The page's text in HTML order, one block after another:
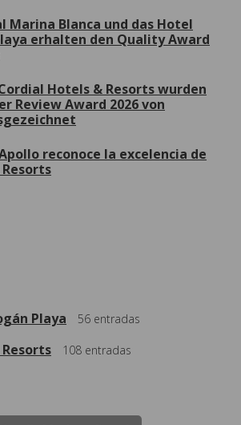
Marina Blanca und das Hotel
erhalten den Quality Award
Hotels & Resorts wurden
Review Award 2026 von
reconoce la excelencia de
Playa 56 entradas
108 entradas